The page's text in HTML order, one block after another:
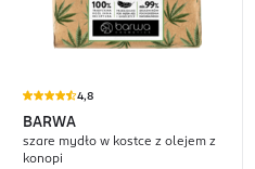
4,8
BARWA
szare mydło w kostce z olejem z
konopi